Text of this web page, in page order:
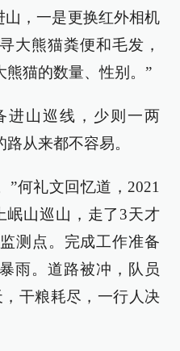
山，一是更换红外相机
大熊猫粪便和毛发，
猫的数量、性别。”
进山巡线，少则一两
从来都不容易。
”何礼文回忆道，2021
岷山巡山，走了3天才
测点。完成工作准备
雨。道路被冲，队员
干粮耗尽，一行人决